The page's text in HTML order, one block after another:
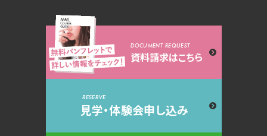
DOCUMENT REQUEST
資料請求はこちら
RESERVE
見学・体験会申し込み